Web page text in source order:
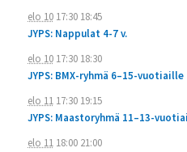
elo 1017:30 18:45
JYPS: Nappulat 4-7 v.
elo 1017:30 18:30
JYPS: BMX-ryhmä 6–15-vuotiaille
elo 1117:30 19:15
JYPS: Maastoryhmä 11–13-
elo 1118:00 21:00